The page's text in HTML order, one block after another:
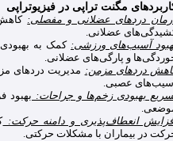
مگنت تراپی در فیزیوتراپی
دردهای عضلانی و مفصلی:
عضلانی.
آسیب‌های ورزشی: کمک به
و پارگی‌های عضلانی.
دردهای مزمن: مدیریت دردهای
عصبی.
بهبودی زخم‌ها و جراحات: بهبود
انعطاف‌پذیری و دامنه حرکت:
در بیماران با مشکلات حرکتی.